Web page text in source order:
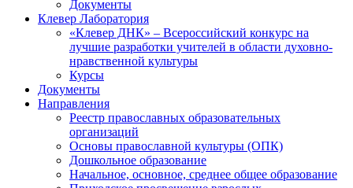
Документы
Клевер Лаборатория
«Клевер ДНК» – Всероссийский конкурс на
лучшие разработки учителей в области духовно-
нравственной культуры
Курсы
Документы
Направления
Реестр православных образовательных
организаций
Основы православной культуры (ОПК)
Дошкольное образование
Начальное, основное, среднее общее образование